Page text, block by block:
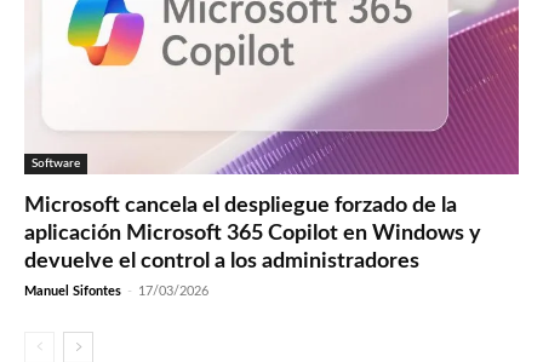
Software
Microsoft cancela el despliegue forzado de la
aplicación Microsoft 365 Copilot en Windows y
devuelve el control a los administradores
Manuel Sifontes - 17/03/2026